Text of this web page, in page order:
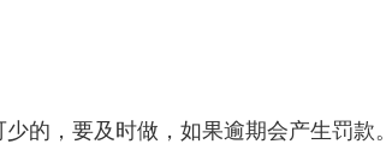
的，要及时做，如果逾期会产生罚款。